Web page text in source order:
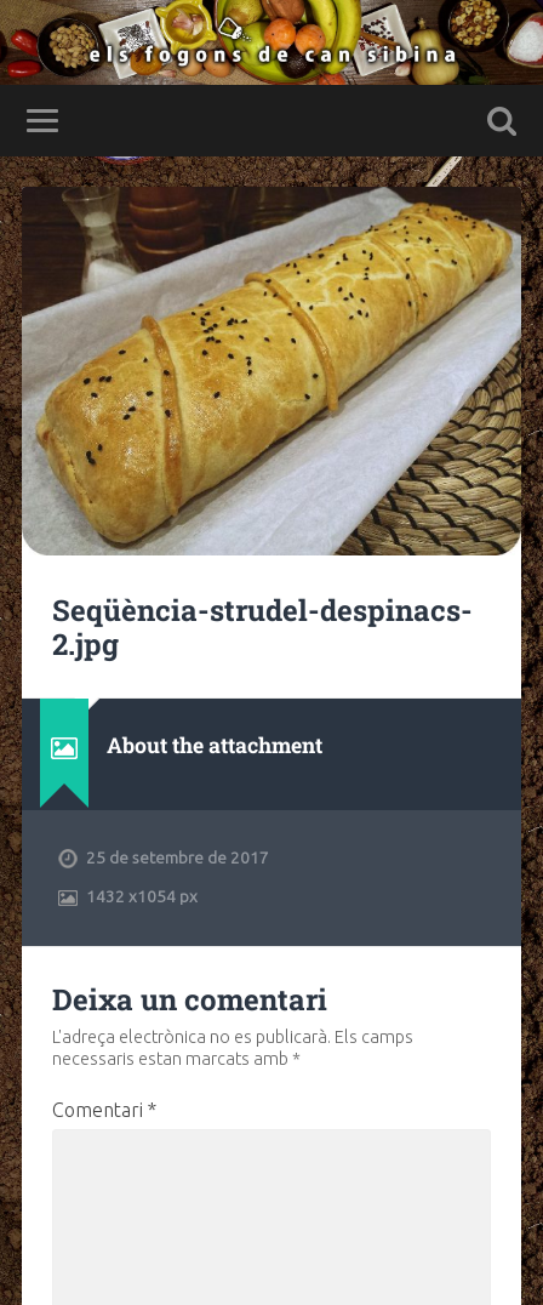
Seqüència-strudel-despinacs-
2.jpg
About the attachment
25 de setembre de 2017
1432 x1054 px
Deixa un comentari
L'adreça electrònica no es publicarà. Els camps
necessaris estan marcats amb *
Comentari *